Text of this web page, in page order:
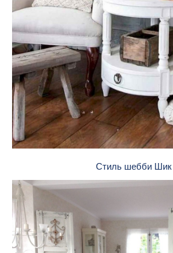
Стиль шебби Шик